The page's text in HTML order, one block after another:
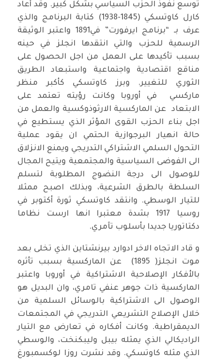
توسع نفوذ الحزب السياسي بشكل كبير. وقد أعاد
كارل كاوتسكي (1845-1938) كتابة البرنامج والذي
عرف بـ “برنامج ايرفورت” في1891 واعتبر الوثيقة
الرسمية للحزب والتي انتقدها انجلز في حينه
بسبب تأكيدها على العمل من اجل الحصول على
مناقع اقتصادية واجتماعية واستبعاد الطريق
الثوري للتغيير. وبرز كاوتسكي كأكبر منظر
ماركسي في أوروبا وكانت رؤيته تعتمد على
الابتعاد عن الماركسية الارثوذوكسية والعمل من
اجل بناء الحزب القوى المؤثر الذي يستطيع في
حالة انهيار البرجوازية الحتمي ان يقود عملية
التحول السلمي الاشتراكي التدريجي ويمنع الانزلاق
الى الفوضى السياسية والمجتمعية ويتيح المجال
للوصول الى درجة النضوج المطلوبة لتسلم
السلطة بالطرق الشرعية، وبذلك اصبح ممثلا
للتيار الوسطي. وانتقد كاوتسكي ثورة أكتوبر في
روسيا 1917 بشدة معتبرا انها ارست نظاما
دكتاتوريا جديدا بأسلوب تآمري.
و قاد الاتجاه الاخر ادوارد بيرنشتاين الذي تخلى بعد
موت انجلز( 1895) عن الماركسية بسبب تأثره
بالأفكار الإصلاحية الاشتراكية في أوروبا واعتبر
الماركسية ذات جوهر عنفي تامري، وان البديل هو
الوصول الى الاشتراكية بالوسائل السلمية من
خلال الإصلاح التشريعي التدريجي في المجتمعات
الديمقراطية. وكانت أفكاره في تعارض مع التيار
الراديكالي الذي يمثله بيبل وليبكنخت، والوسطي
الذي مثله كاوتسكي. وقد نشرت روزا لوكسمبورغ